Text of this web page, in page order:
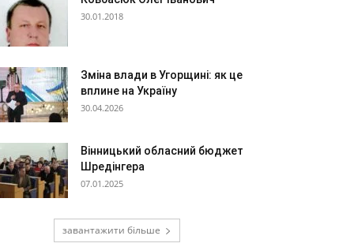
30.01.2018
Зміна влади в Угорщині: як це
вплине на Україну
30.04.2026
Вінницький обласний бюджет
Шредінгера
07.01.2025
завантажити більше